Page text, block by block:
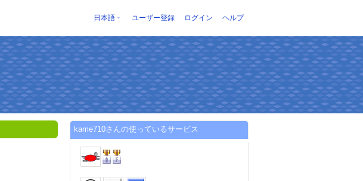
日本語 ユーザー登録 ログイン ヘルプ
kame710さんの使っているサービス